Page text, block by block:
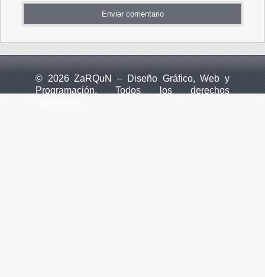
© 2026 ZaRQuN – Diseño Gráfico, Web y
Programación. Todos los derechos